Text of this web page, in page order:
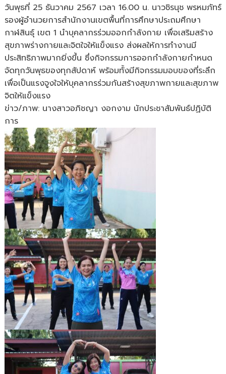
ชิ
รนุช
พรหม
ภัทร์
รอง
ผู้
อำนวย
การ
สำนักงาน
พื้นที่
ศึกษา
ออก
กำลัง
กาย
วันพุธที่ 25 ธันวาคม 2567 เวลา 16.00 น. นาวชิรนุช พรหมภัทร์
รองผู้อำนวยการสำนักงานเขตพื้นที่การศึกษาประถมศึกษา
กาฬสินธุ์ เขต 1 นำบุคลากรร่วมออกกำลังกาย เพื่อเสริมสร้าง
สุขภาพร่างกายและจิตใจให้แข็งแรง ส่งผลให้การทำงานมี
ประสิทธิภาพมากยิ่งขึ้น ซึ่งกิจกรรมการออกกำลังกายกำหนด
จัดทุกวันพุธของทุกสัปดาห์ พร้อมทั้งมีกิจกรรมมอบของที่ระลึก
เพื่อเป็นแรงจูงใจให้บุคลากรร่วมกันสร้างสุขภาพกายและสุขภาพ
จิตให้แข็งแรง
ข่าว/ภาพ: นางสาวอภิชญา งอกงาม นักประชาสัมพันธ์ปฏิบัติ
การ